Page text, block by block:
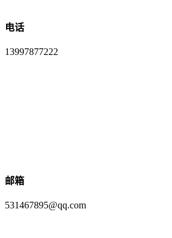
电话
13997877222
邮箱
531467895@qq.com